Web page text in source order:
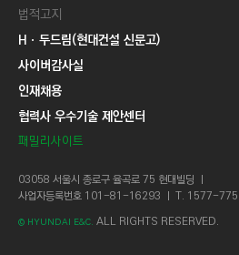
법적고지
Hㆍ두드림(현대건설 신문고)
사이버감사실
인재채용
협력사 우수기술 제안센터
패밀리사이트
03058 서울시 종로구 율곡로 75 현대빌딩 ㅣ
사업자등록번호 101-81-16293 ㅣ T. 1577-
© HYUNDAI E&C. ALL RIGHTS RESERVED.